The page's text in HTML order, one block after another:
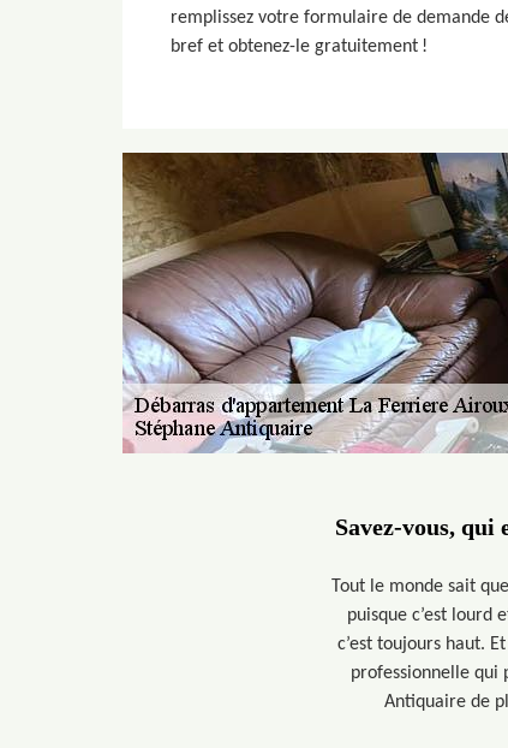
remplissez votre formulaire de demande
bref et obtenez-le gratuitement !
Savez-vous,
Tout le monde sait
puisque c’est lourd
c’est toujours haut.
professionnelle qui
Antiquaire de